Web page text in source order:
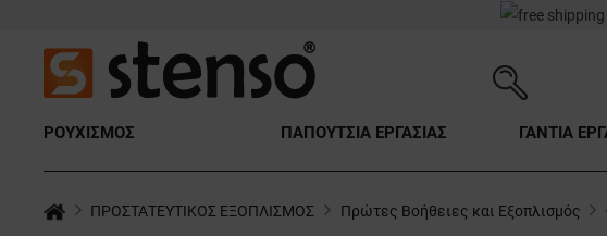
ΡΟΥΧΙΣΜΟΣ ΠΑΠΟΥΤΣΙΑ ΕΡΓΑΣΙΑΣ ΓΑΝΤΙΑ
ΠΡΟΣΤΑΤΕΥΤΙΚΟΣ ΕΞΟΠΛΙΣΜΟΣ Πρώτες Βοήθειες και Εξοπλισμός